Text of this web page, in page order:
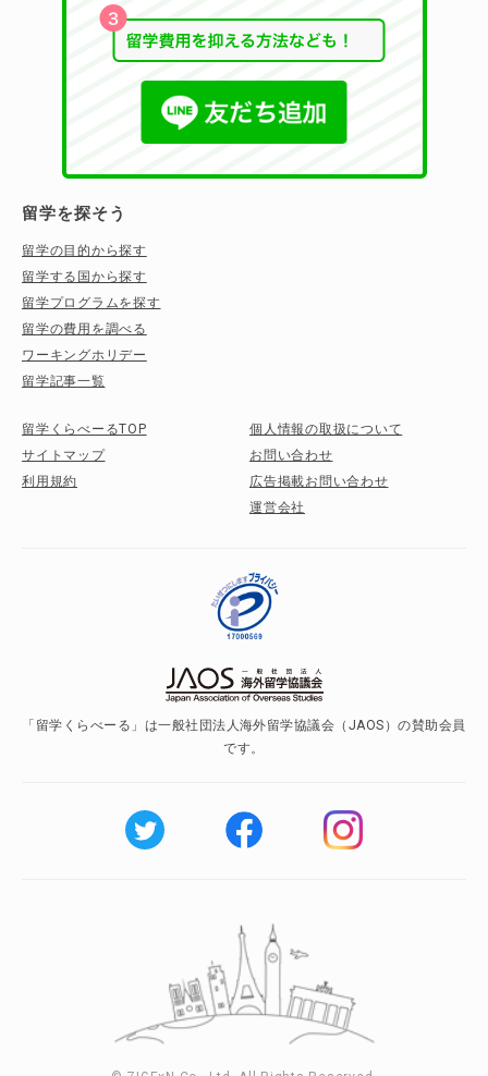
留学を探そう
留学の目的から探す
留学する国から探す
留学プログラムを探す
留学の費用を調べる
ワーキングホリデー
留学記事一覧
留学くらべーるTOP
サイトマップ
利用規約
個人情報の取扱について
お問い合わせ
広告掲載お問い合わせ
運営会社
「留学くらべーる」は一般社団法人海外留学協議会（JAOS）の賛助会員
です。